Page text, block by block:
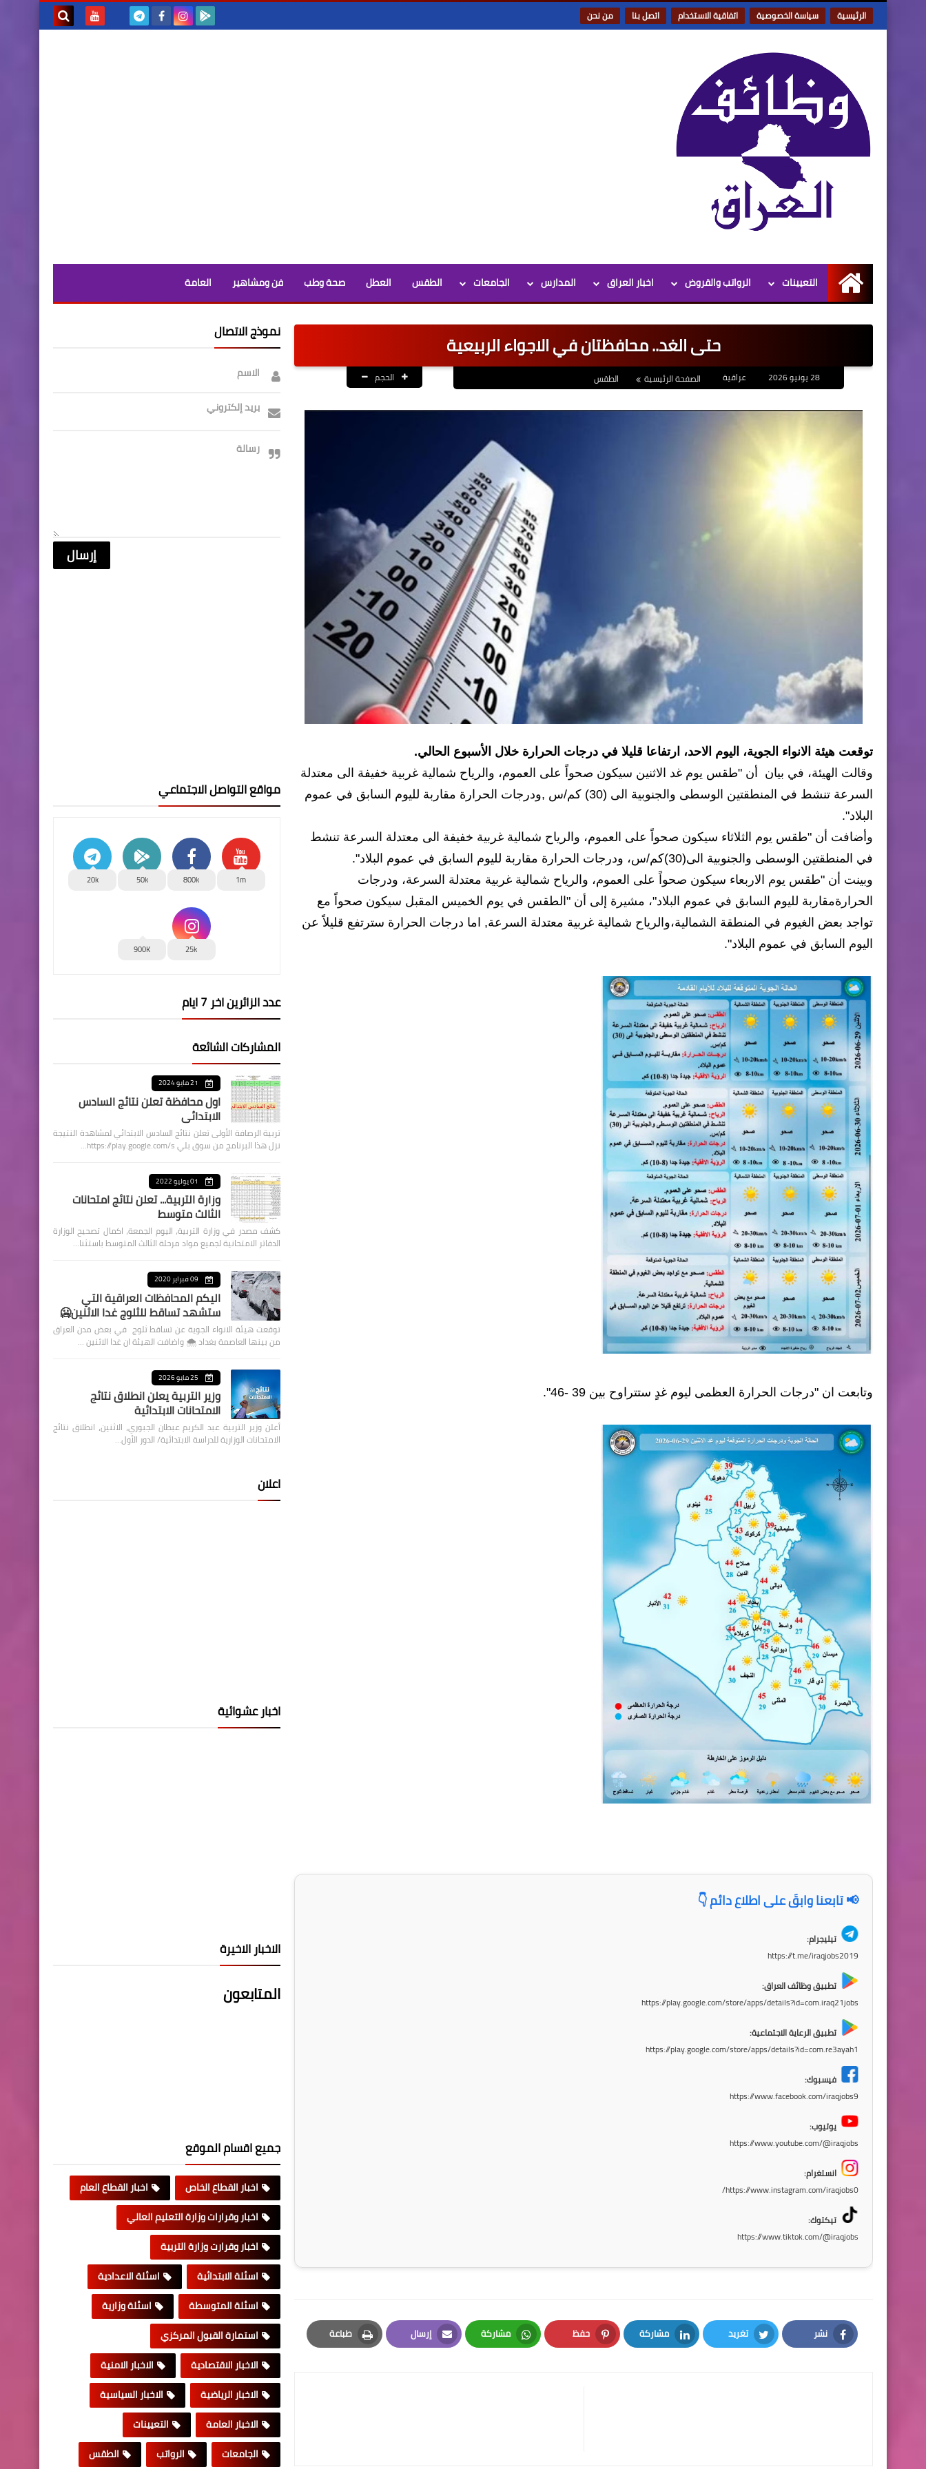
الرئيسية سياسة الخصوصية اتفاقية الاستخدام اتصل بنا من نحن
الرئيسية
التعيينات الرواتب والقروض اخبار العراق المدارس الجامعات الطقس العطل صحة وطب فن ومشاهير العامة
حتى الغد.. محافظتان في الاجواء الربيعية
عراقية الصفحة الرئيسية الطقس الحجم
توقعت هيئة الانواء الجوية، اليوم الاحد، ارتفاعا قليلا في درجات الحرارة خلال الأسبوع الحالي.
وقالت الهيئة، في بيان أن "طقس يوم غد الاثنين سيكون صحواً على العموم، والرياح شمالية غربية خفيفة الى معتدلة
السرعة تنشط في المنطقتين الوسطى والجنوبية الى (30) كم/س ,ودرجات الحرارة مقاربة لليوم السابق في عموم
البلاد".
وأضافت أن "طقس يوم الثلاثاء سيكون صحواً على العموم، والرياح شمالية غربية خفيفة الى معتدلة السرعة تنشط
في المنطقتين الوسطى والجنوبية الى(30)كم/س، ودرجات الحرارة مقاربة لليوم السابق في عموم البلاد".
وبينت أن "طقس يوم الاربعاء سيكون صحواً على العموم، والرياح شمالية غربية معتدلة السرعة، ودرجات
الحرارةمقاربة لليوم السابق في عموم البلاد"، مشيرة إلى أن "الطقس في يوم الخميس المقبل سيكون صحواً مع
تواجد بعض الغيوم في المنطقة الشمالية،والرياح شمالية غربية معتدلة السرعة, اما درجات الحرارة سترتفع قليلاً عن
اليوم السابق في عموم البلاد".
وتابعت ان "درجات الحرارة العظمى ليوم غدٍ ستتراوح بين 39 -46".
📢 تابعنا وابقَ على اطلاع دائم 👇
تيليجرام:
https://t.me/iraqjobs2019
تطبيق وظائف العراق:
https://play.google.com/store/apps/details?id=com.iraq21jobs
تطبيق الرعاية الاجتماعية:
https://play.google.com/store/apps/details?id=com.re3ayah1
فيسبوك:
https://www.facebook.com/iraqjobs9
يوتيوب:
https://www.youtube.com/@iraqjobs
انستغرام:
https://www.instagram.com/iraqjobs0/
تيكتوك:
https://www.tiktok.com/@iraqjobs
نشر
Facebook
تغريد
Twitter
مشاركة
LinkedIn
حفظ
Pinterest
مشاركة
Whatsapp
إرسال
Email
طباعة
Print
نموذج الاتصال
الاسم
بريد إلكتروني
رسالة
مواقع التواصل الاجتماعي
1m
800k
50k
20k
25k
900K
عدد الزائرين اخر 7 ايام
المشاركات الشائعة
21 مايو 2024
اول محافظة تعلن نتائج السادس
الابتدائي
تربية الرصافة الأولى تعلن نتائج السادس الابتدائي لمشاهدة النتيجة
نزل هذا البرنامج من سوق بلي https://play.google.com/s…
01 يوليو 2022
وزارة التربية... تعلن نتائج امتحانات
الثالث متوسط
كشف مصدر في وزارة التربية، اليوم الجمعة، اكمال تصحيح الوزارة
الدفاتر الامتحانية لجميع مواد مرحلة الثالث المتوسط باستثنا…
09 فبراير 2020
اليكم المحافظات العراقية التي
ستشهد تساقط للثلوج غدا الاثنين🥶
توقعت هيئة الانواء الجوية عن تساقط ثلوج في بعض مدن العراق
من بينها العاصمة بغداد ⁦🌨️⁩ واضافت الهيئة ان غدا الاثنين …
25 مايو 2026
وزير التربية يعلن انطلاق نتائج
الامتحانات الابتدائية
أعلن وزير التربية عبد الكريم عبطان الجبوري، الاثنين، انطلاق نتائج
الامتحانات الوزارية للدراسة الابتدائية/ الدور الأول…
اعلان
اخبار عشوائية
الاخبار الاخيرة
المتابعون
جميع اقسام الموقع
اخبار القطاع الخاص
اخبار القطاع العام
اخبار وقرارات وزارة التعليم العالي
اخبار وقرارت وزارة التربية
اسئلة الابتدائية
اسئلة الاعدادية
اسئلة المتوسطة
اسئلة وزارية
استمارة القبول المركزي
الاخبار الاقتصادية
الاخبار الامنية
الاخبار الرياضية
الاخبار السياسية
الاخبار العامة
التعيينات
الجامعات
الرواتب الطقس